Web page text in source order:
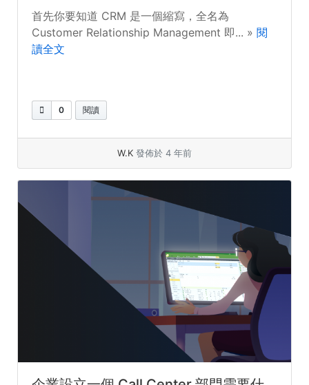
首先你要知道 CRM 是一個縮寫，全名為
Customer Relationship Management 即... » 閱
讀全文
0 閱讀
W.K 發佈於 4 年前